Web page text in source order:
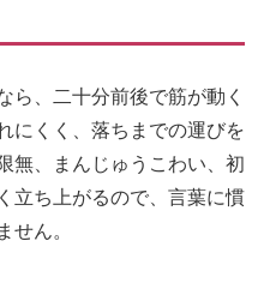
ら、二十分前後で筋が動く
にくく、落ちまでの運びを
無、まんじゅうこわい、初
立ち上がるので、言葉に慣
せん。